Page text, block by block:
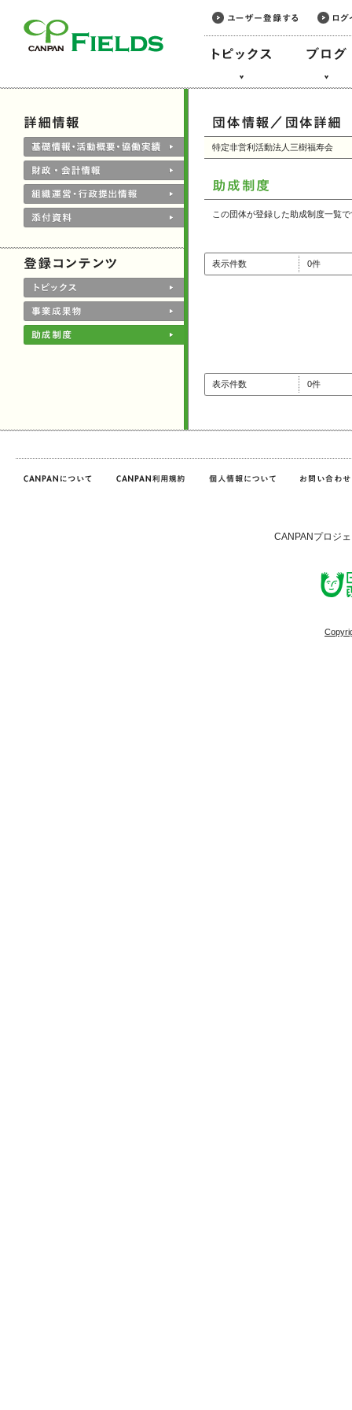
特定非営利活動法人三樹福寿会
この団体が登録した助成制度一覧
表示件数 0件
表示件数 0件
CANPANプロジ